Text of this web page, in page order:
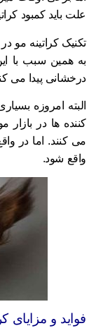
باید کمبود
کراتینه مو در
همین سبب با
پیدا می ‌کنید.
امروزه
ها در بازار
‌کنند. اما در واقع
شود.
و مزایای